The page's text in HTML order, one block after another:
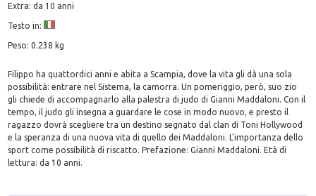
Extra: da 10 anni
Testo in:
Peso: 0.238 kg
Filippo ha quattordici anni e abita a Scampia, dove la vita gli dà una sola
possibilità: entrare nel Sistema, la camorra. Un pomeriggio, però, suo zio
gli chiede di accompagnarlo alla palestra di judo di Gianni Maddaloni. Con il
tempo, il judo gli insegna a guardare le cose in modo nuovo, e presto il
ragazzo dovrà scegliere tra un destino segnato dal clan di Toni Hollywood
e la speranza di una nuova vita di quello dei Maddaloni. L'importanza dello
sport come possibilità di riscatto. Prefazione: Gianni Maddaloni. Età di
lettura: da 10 anni.